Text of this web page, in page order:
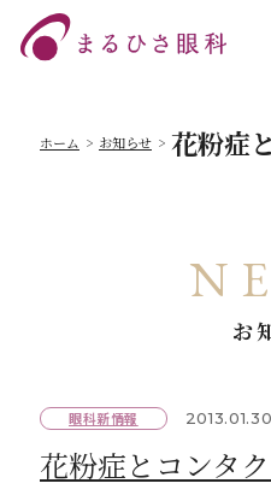
ホーム お知らせ 花粉症
お
眼科新情報 2013.01.30
花粉症とコンタ